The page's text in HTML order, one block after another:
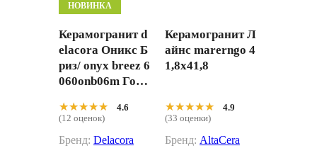
НОВИНКА
Керамогранит d
elacora Оникс Б
риз/ onyx breez 6
060onb06m Голу
★★★★★
★★★★★
4.6
(12 оценок)
Бренд: Delacora
Керамогранит Л
айнс marerngo 4
1,8x41,8
★★★★★
★★★★★
4.9
(33 оценки)
Бренд: AltaCera